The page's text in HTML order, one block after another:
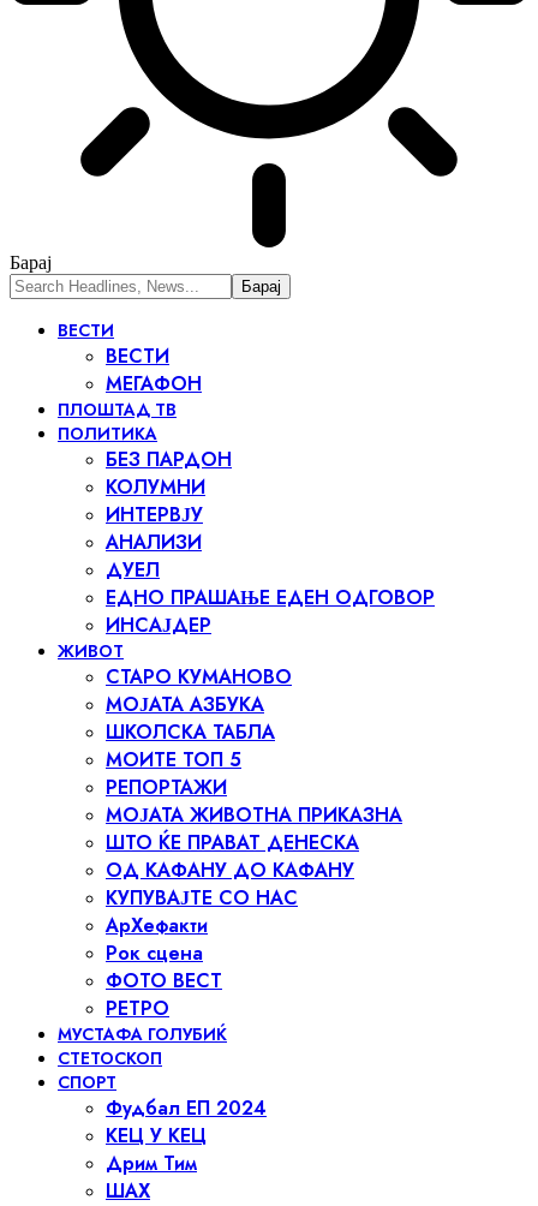
Барај
ВЕСТИ
ВЕСТИ
МЕГАФОН
ПЛОШТАД ТВ
ПОЛИТИКА
БЕЗ ПАРДОН
КОЛУМНИ
ИНТЕРВЈУ
АНАЛИЗИ
ДУЕЛ
ЕДНО ПРАШАЊЕ ЕДЕН ОДГОВОР
ИНСАЈДЕР
ЖИВОТ
СТАРО КУМАНОВО
МОЈАТА АЗБУКА
ШКОЛСКА ТАБЛА
МОИТЕ ТОП 5
РЕПОРТАЖИ
МОЈАТА ЖИВОТНА ПРИКАЗНА
ШТО ЌЕ ПРАВАТ ДЕНЕСКА
ОД КАФАНУ ДО КАФАНУ
КУПУВАЈТЕ СО НАС
АрХефакти
Рок сцена
ФОТО ВЕСТ
РЕТРО
МУСТАФА ГОЛУБИЌ
СТЕТОСКОП
СПОРТ
Фудбал ЕП 2024
КЕЦ У КЕЦ
Дрим Тим
ШАХ